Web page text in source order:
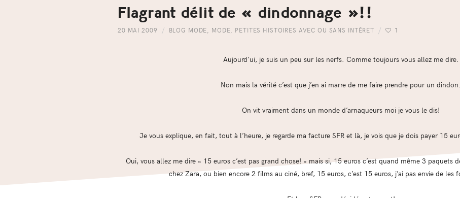
Flagrant délit de « dindonnage »!!
20 MAI 2009 BLOG MODE MODE PETITES HISTOIRES AVEC OU SANS INTÊRET 1
Aujourd’ui, je suis un peu sur les nerfs. Comme toujours vous allez me dire.
Non mais la vérité c’est que j’en ai marre de me faire prendre pour un dindon.
On vit vraiment dans un monde d’arnaqueurs moi je vous le dis!
Je vous explique, en fait, tout à l’heure, je regarde ma facture SFR et là, je vois que je dois payer 15
Oui, vous allez me dire « 15 euros c’est pas grand chose! » mais si, 15 euros c’est quand même 3 paquets
chez Zara, ou bien encore 2 films au ciné, bref, 15 euros, c’est 15 euros, j’ai pas envie de les